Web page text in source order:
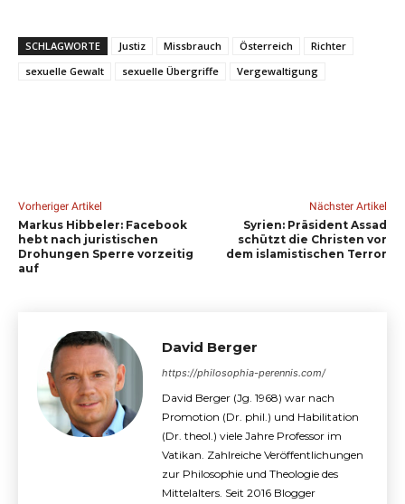
SCHLAGWORTE Justiz Missbrauch Österreich
Richter
sexuelle Gewalt
sexuelle Übergriffe Vergewaltigung
Vorheriger Artikel
Markus Hibbeler: Facebook
hebt nach juristischen
Drohungen Sperre vorzeitig
auf
Nächster Artikel
Syrien: Präsident Assad
schützt die Christen vor
dem islamistischen Terror
David Berger
https://philosophia-perennis.com/
David Berger (Jg. 1968) war nach
Promotion (Dr. phil.) und Habilitation
(Dr. theol.) viele Jahre Professor im
Vatikan. Zahlreiche Veröffentlichungen
zur Philosophie und Theologie des
Mittelalters. Seit 2016 Blogger